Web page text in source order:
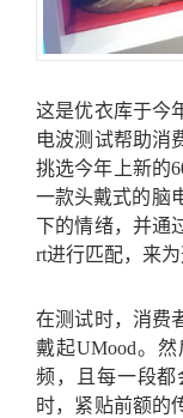
这是优衣库于今
电波测试帮助消
挑选今年上新的
一款头戴式的脑
下的情绪，并通
rt进行匹配，来
在测试时，消费
戴起UMood。
频，且每一段都
时，紧贴前额的